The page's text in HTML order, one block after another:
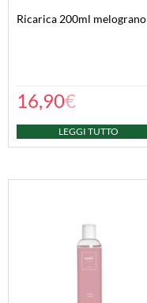
ricarica 200ml melograno
16,90€
LEGGI TUTTO